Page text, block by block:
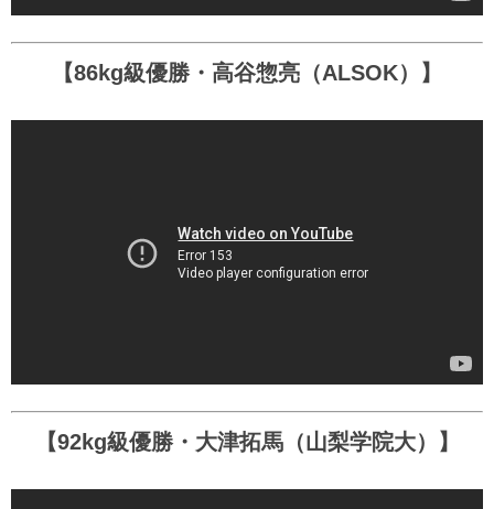
【86kg級優勝・高谷惣亮（ALSOK）】
【92kg級優勝・大津拓馬（山梨学院大）】